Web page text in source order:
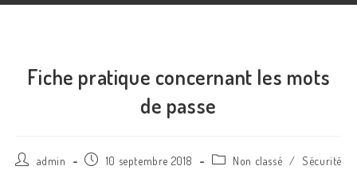
Fiche pratique concernant les mots
de passe
admin 10 septembre 2018 Non classé / Sécurité